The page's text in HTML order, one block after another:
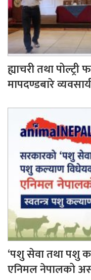
ह्याचरी तथा पोल्ट्री
मापदण्डबारे
‘पशु सेवा तथा पशु
एनिमल नेपालको